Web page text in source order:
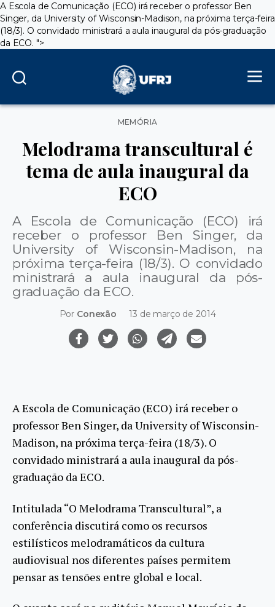
A Escola de Comunicação (ECO) irá receber o professor Ben
Singer, da University of Wisconsin-Madison, na próxima terça-feira
(18/3). O convidado ministrará a aula inaugural da pós-graduação
da ECO. ">
Categorias
MEMÓRIA
Melodrama transcultural é
tema de aula inaugural da
ECO
A Escola de Comunicação (ECO) irá
receber o professor Ben Singer, da
University of Wisconsin-Madison, na
próxima terça-feira (18/3). O convidado
ministrará a aula inaugural da pós-
graduação da ECO.
Por Conexão 13 de março de 2014
A Escola de Comunicação (ECO) irá receber o
professor Ben Singer, da University of Wisconsin-
Madison, na próxima terça-feira (18/3). O
convidado ministrará a aula inaugural da pós-
graduação da ECO.
Intitulada “O Melodrama Transcultural”, a
conferência discutirá como os recursos
estilísticos melodramáticos da cultura
audiovisual nos diferentes países permitem
pensar as tensões entre global e local.